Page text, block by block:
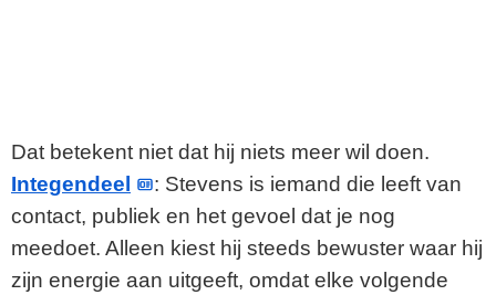
Dat betekent niet dat hij niets meer wil doen.
Integendeel
: Stevens is iemand die leeft van
contact, publiek en het gevoel dat je nog
meedoet. Alleen kiest hij steeds bewuster waar hij
zijn energie aan uitgeeft, omdat elke volgende